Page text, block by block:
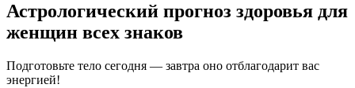
Астрологический прогноз здоровья для
женщин всех знаков
Подготовьте тело сегодня — завтра оно отблагодарит вас
энергией!